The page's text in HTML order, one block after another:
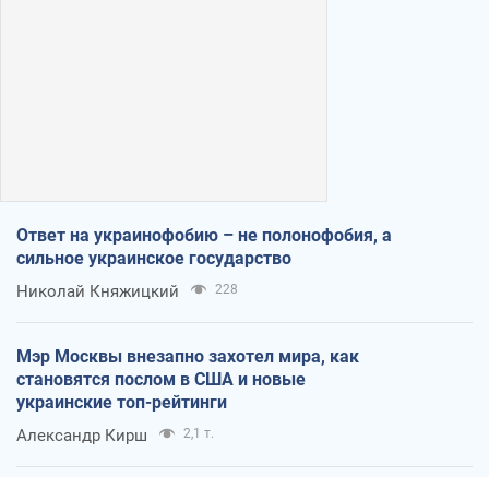
Ответ на украинофобию – не полонофобия, а
сильное украинское государство
Николай Княжицкий 228
Мэр Москвы внезапно захотел мира, как
становятся послом в США и новые
украинские топ-рейтинги
Александр Кирш 2,1 т.